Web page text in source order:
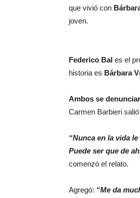
que vivió con
joven.
Federico Bal es el
historia es Bárbara
Ambos se
Carmen Barbieri
“Nunca en la vida
Puede ser que de
comenzó el relato.
Agregó: “Me da